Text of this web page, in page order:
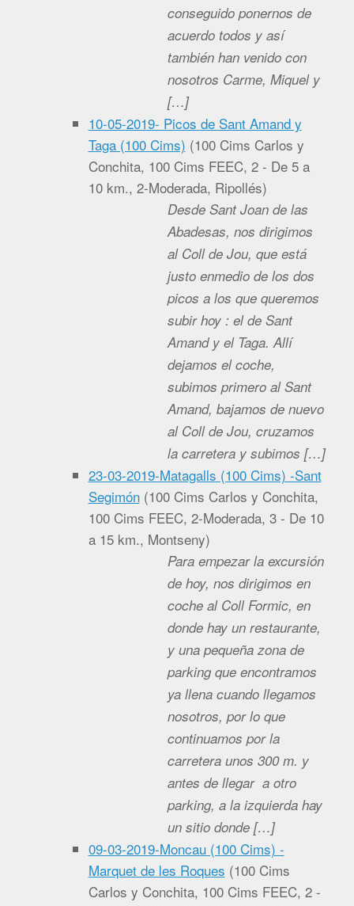
conseguido ponernos de
acuerdo todos y así
también han venido con
nosotros Carme, Miquel y
[…]
10-05-2019- Picos de Sant Amand y
Taga (100 Cims) (100 Cims Carlos y
Conchita, 100 Cims FEEC, 2 - De 5 a
10 km., 2-Moderada, Ripollés)
Desde Sant Joan de las
Abadesas, nos dirigimos
al Coll de Jou, que está
justo enmedio de los dos
picos a los que queremos
subir hoy : el de Sant
Amand y el Taga. Allí
dejamos el coche,
subimos primero al Sant
Amand, bajamos de nuevo
al Coll de Jou, cruzamos
la carretera y subimos […]
23-03-2019-Matagalls (100 Cims) -Sant
Segimón (100 Cims Carlos y Conchita,
100 Cims FEEC, 2-Moderada, 3 - De 10
a 15 km., Montseny)
Para empezar la excursión
de hoy, nos dirigimos en
coche al Coll Formic, en
donde hay un restaurante,
y una pequeña zona de
parking que encontramos
ya llena cuando llegamos
nosotros, por lo que
continuamos por la
carretera unos 300 m. y
antes de llegar a otro
parking, a la izquierda hay
un sitio donde […]
09-03-2019-Moncau (100 Cims) -
Marquet de les Roques (100 Cims
Carlos y Conchita, 100 Cims FEEC, 2 -